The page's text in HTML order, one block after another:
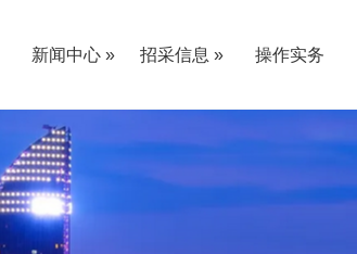
新闻中心 » 招采信息 » 操作实务